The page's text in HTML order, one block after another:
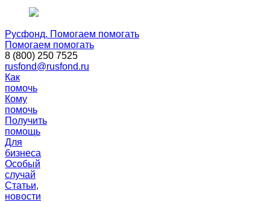
Русфонд. Помогаем помогать
Помогаем помогать
8 (800) 250 7525
rusfond@rusfond.ru
Как
помочь
Кому
помочь
Получить
помощь
Для
бизнеса
Особый
случай
Статьи,
новости